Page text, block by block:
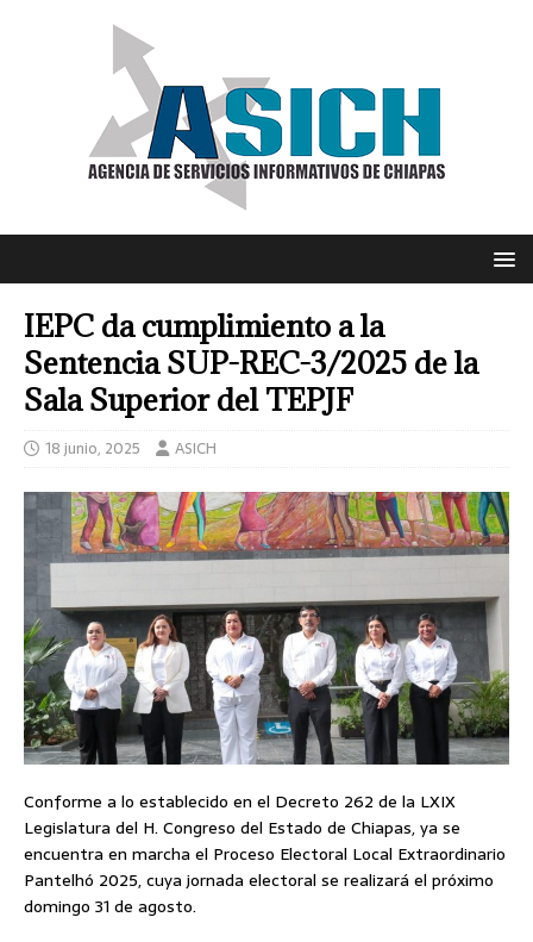
IEPC da cumplimiento a la
Sentencia SUP-REC-3/2025 de la
Sala Superior del TEPJF
18 junio, 2025 ASICH
Conforme a lo establecido en el Decreto 262 de la LXIX
Legislatura del H. Congreso del Estado de Chiapas, ya se
encuentra en marcha el Proceso Electoral Local Extraordinario
Pantelhó 2025, cuya jornada electoral se realizará el próximo
domingo 31 de agosto.